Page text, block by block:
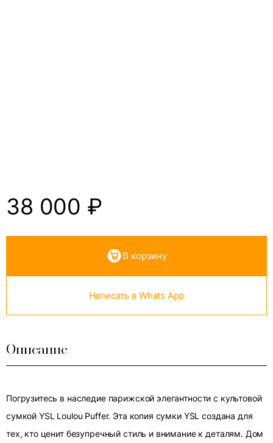
38 000 ₽
В корзину
Написать в Whats App
Описание
Погрузитесь в наследие парижской элегантности с культовой
сумкой YSL Loulou Puffer. Эта копия сумки YSL создана для
тех, кто ценит безупречный стиль и внимание к деталям. Дом